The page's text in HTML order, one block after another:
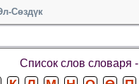
Сөздүк
Список слов словаря -